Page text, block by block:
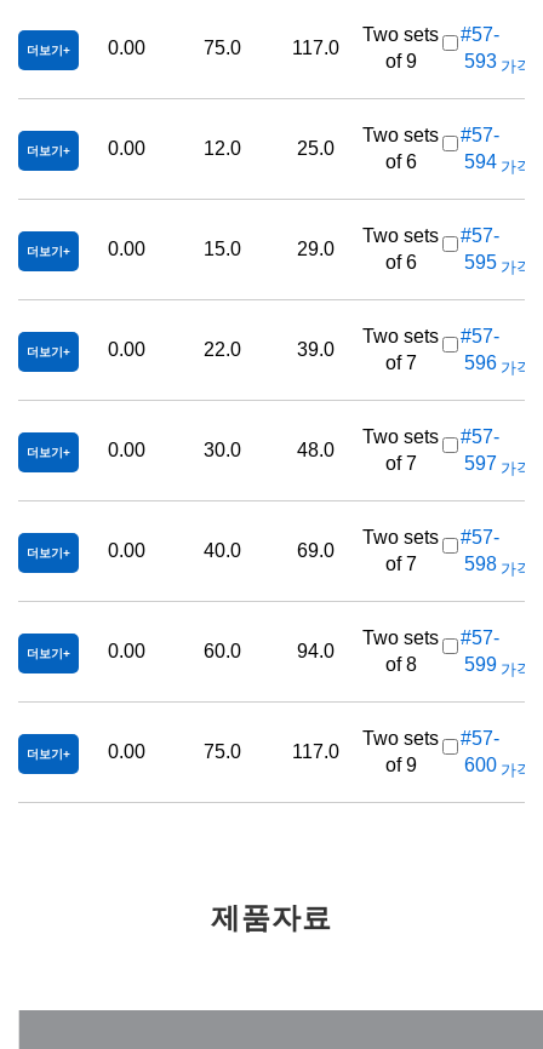
더보기 0.00 75.0 117.0
Two sets
of 9
#57-
593 가격(
더보기 0.00 12.0 25.0
Two sets
of 6
#57-
594 가격(
더보기 0.00 15.0 29.0
Two sets
of 6
#57-
595 가격(
더보기 0.00 22.0 39.0
Two sets
of 7
#57-
596 가격(
더보기 0.00 30.0 48.0
Two sets
of 7
#57-
597 가격(
더보기 0.00 40.0 69.0
Two sets
of 7
#57-
598 가격(
더보기 0.00 60.0 94.0
Two sets
of 8
#57-
599 가격(
더보기 0.00 75.0 117.0
Two sets
of 9
#57-
600 가격(
제품자료